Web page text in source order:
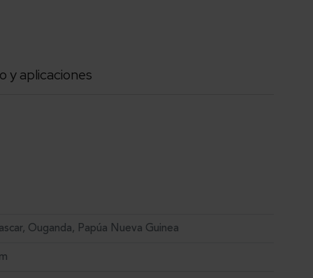
y aplicaciones
Ouganda, Papúa Nueva Guinea